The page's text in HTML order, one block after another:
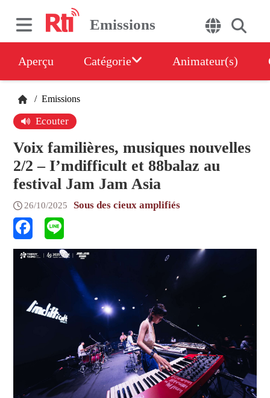
Emissions
Aperçu Catégorie Animateur(s)
/ Emissions
Ecouter
Voix familières, musiques nouvelles
2/2 – I’mdifficult et 88balaz au
festival Jam Jam Asia
26/10/2025 Sous des cieux amplifiés